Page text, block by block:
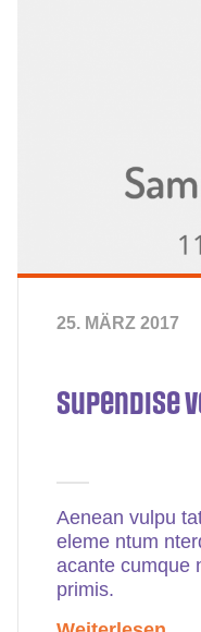
25. MÄRZ 2017
Supendise
Aenean vulpu
eleme ntum
acante cumque
primis.